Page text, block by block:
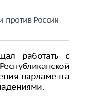
против России
работать с
парламента